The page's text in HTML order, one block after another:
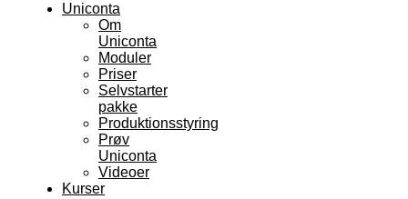
Uniconta
Om
Uniconta
Moduler
Priser
Selvstarter
pakke
Produktionsstyring
Prøv
Uniconta
Videoer
Kurser